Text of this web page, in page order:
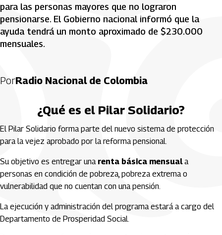
para las personas mayores que no lograron
pensionarse. El Gobierno nacional informó que la
ayuda tendrá un monto aproximado de $230.000
mensuales.
PorRadio Nacional de Colombia
¿Qué es el Pilar Solidario?
El Pilar Solidario forma parte del nuevo sistema de protección
para la vejez aprobado por la reforma pensional.
Su objetivo es entregar una renta básica mensuala
personas en condición de pobreza, pobreza extrema o
vulnerabilidad que no cuentan con una pensión.
La ejecución y administración del programa estará a cargo del
Departamento de Prosperidad Social.